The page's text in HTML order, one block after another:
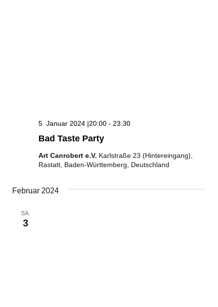
Bad Taste Party
5. Januar 2024 |20:00 - 23:30
Art Canrobert e.V. Karlstraße 23 (Hintereingang),
Rastatt, Baden-Württemberg, Deutschland
Februar 2024
SA.
3